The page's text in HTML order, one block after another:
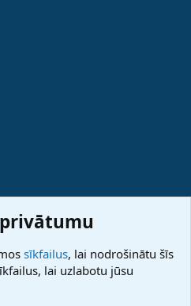
sīkfailus, lai nodrošinātu šīs
lai uzlabotu jūsu